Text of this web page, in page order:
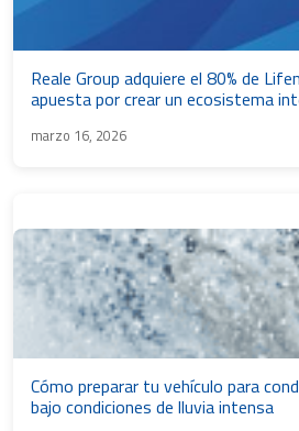
Reale Group adquiere el 80% de
apuesta por crear un ecosistema
marzo 16, 2026
Cómo preparar tu vehículo para
bajo condiciones de lluvia intensa